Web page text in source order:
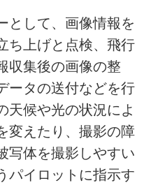
として、画像情報を
ち上げと点検、飛行
収集後の画像の整
ータの送付などを行
天候や光の状況によ
変えたり、撮影の障
写体を撮影しやすい
パイロットに指示す